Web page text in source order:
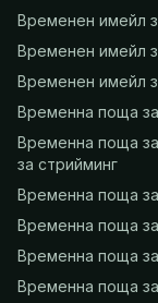
Временен имейл
Временен имейл
Временен имейл
Временна поща
Временна поща
за стрийминг
Временна поща
Временна поща
Временна поща
Временна поща